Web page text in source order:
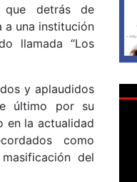
detrás de
a una institución
llamada “Los
y aplaudidos
último por su
en la actualidad
como
del